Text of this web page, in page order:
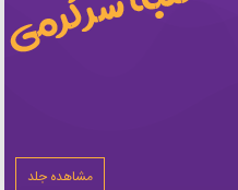
مشاهده جلد